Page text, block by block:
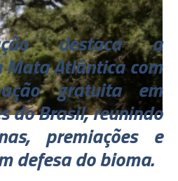
destaca a
Atlântica com
gratuita em
do Brasil, reunindo
premiações e
defesa do bioma.